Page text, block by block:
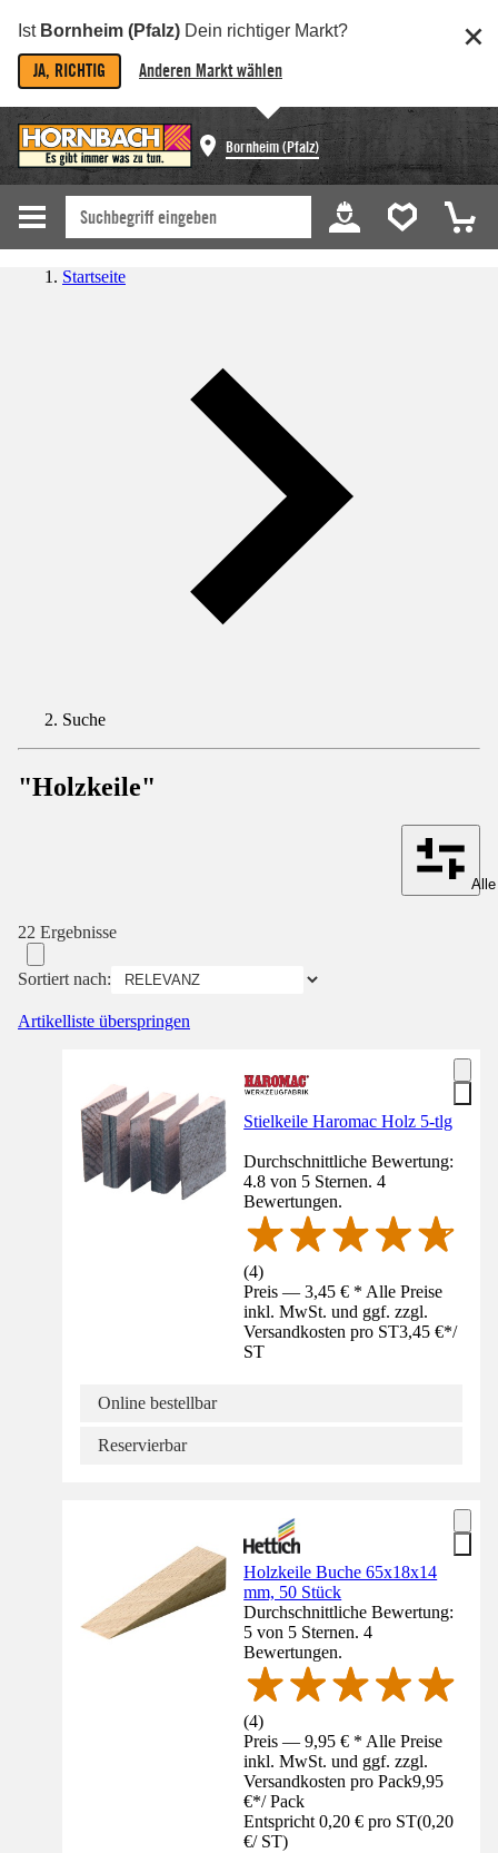
Ist Bornheim (Pfalz) Dein richtiger Markt?
JA, RICHTIG Anderen Markt wählen
Bornheim (Pfalz)
Startseite
Suche
"Holzkeile"
22 Ergebnisse
Sortiert nach:
Artikelliste überspringen
Stielkeile Haromac Holz 5-tlg
Durchschnittliche Bewertung:
4.8 von 5 Sternen. 4
Bewertungen.
(4)
Preis — 3,45 € * Alle Preise
inkl. MwSt. und ggf. zzgl.
Versandkosten pro ST3,45 €*/
ST
Online bestellbar
Reservierbar
Holzkeile Buche 65x18x14
mm, 50 Stück
Durchschnittliche Bewertung:
5 von 5 Sternen. 4
Bewertungen.
(4)
Preis — 9,95 € * Alle Preise
inkl. MwSt. und ggf. zzgl.
Versandkosten pro Pack9,95
€*/ Pack
Entspricht 0,20 € pro ST(0,20
€/ ST)